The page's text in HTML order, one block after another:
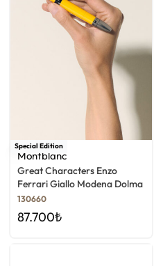
Special Edition
Montblanc
Great Characters Enzo
Ferrari Giallo Modena Dolma
Kalem
130660
87.700₺